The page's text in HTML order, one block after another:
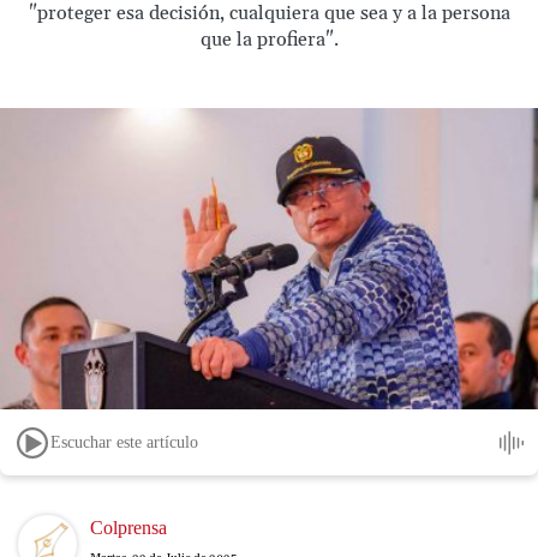
"proteger esa decisión, cualquiera que sea y a la persona
que la profiera".
Escuchar este artículo
Image Colprensa